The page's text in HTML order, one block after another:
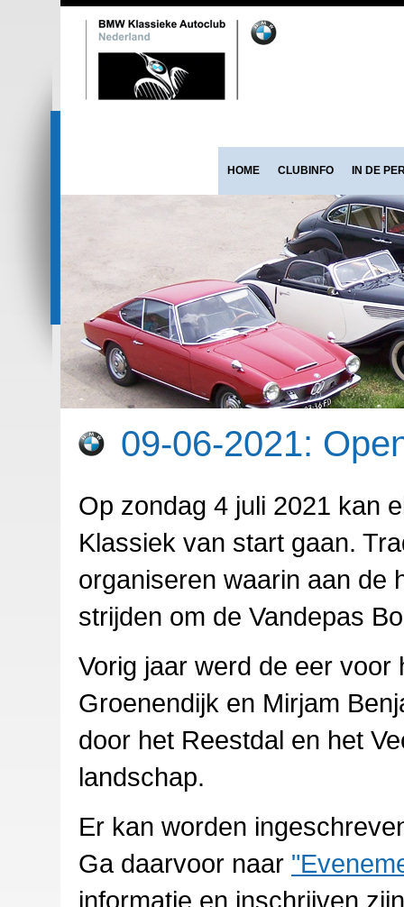
HOME CLUBINFO IN DE
09-06-2021:
Op zondag 4 juli 2021 kan
Klassiek van start gaan.
organiseren waarin aan de
strijden om de Vandepas
Vorig jaar werd de eer
Groenendijk en Mirjam
door het Reestdal en het
landschap.
Er kan worden
Ga daarvoor naar
informatie en inschrijven